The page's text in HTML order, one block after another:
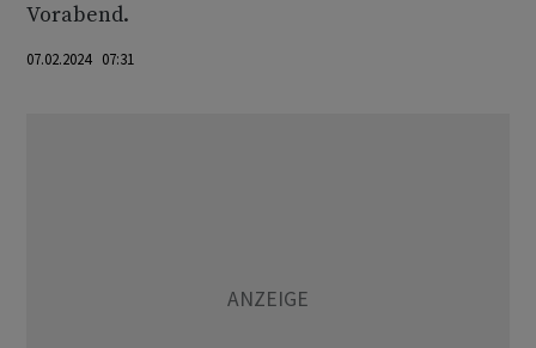
Vorabend.
07.02.2024 07:31